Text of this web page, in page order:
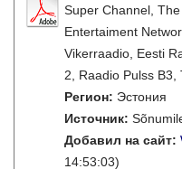
Super Channel,
Entertaiment
Vikerraadio, Eesti
2, Raadio Pulss B3,
Регион: Эстония
Источник:
Добавил на сайт:
14:53:03)